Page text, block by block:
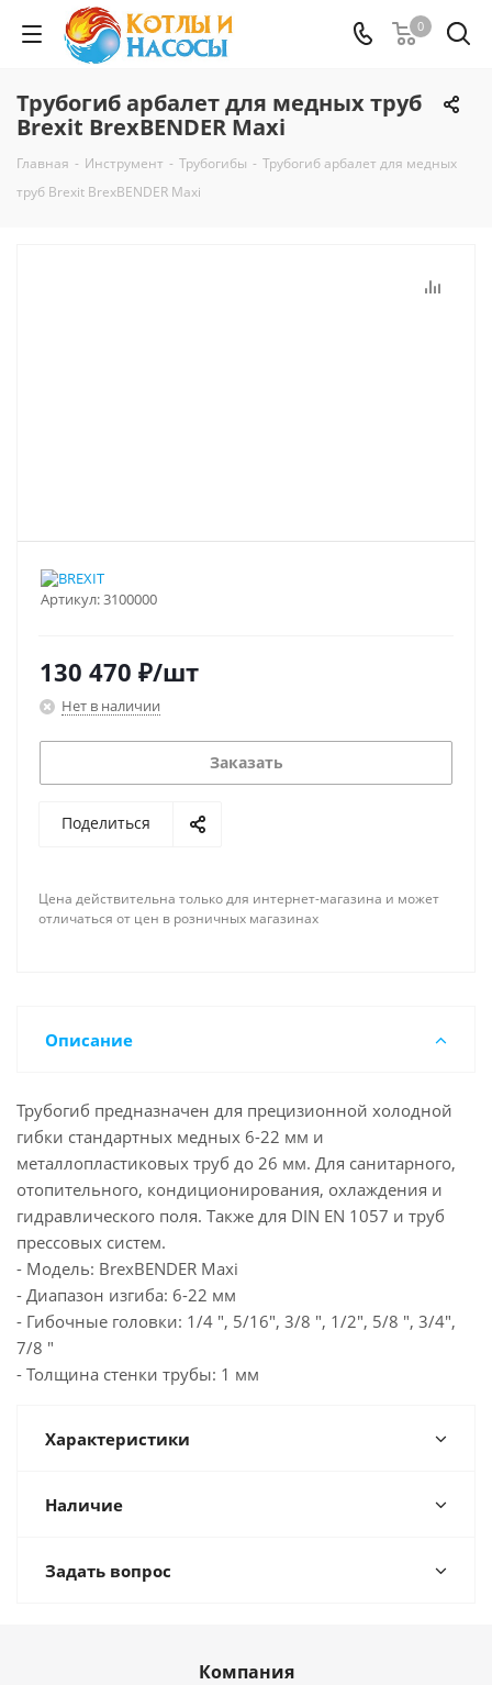
0
Трубогиб арбалет для медных труб
Brexit BrexBENDER Maxi
Главная - Инструмент - Трубогибы - Трубогиб арбалет для медных
труб Brexit BrexBENDER Maxi
Артикул:3100000
130 470 ₽/шт
Нет в наличии
Заказать
Поделиться
Цена действительна только для интернет-магазина и может
отличаться от цен в розничных магазинах
Описание
Трубогиб предназначен для прецизионной холодной
гибки стандартных медных 6-22 мм и
металлопластиковых труб до 26 мм. Для санитарного,
отопительного, кондиционирования, охлаждения и
гидравлического поля. Также для DIN EN 1057 и труб
прессовых систем.
- Модель: BrexBENDER Maxi
- Диапазон изгиба: 6-22 мм
- Гибочные головки: 1/4 ", 5/16", 3/8 ", 1/2", 5/8 ", 3/4",
7/8 "
- Толщина стенки трубы: 1 мм
Характеристики
Наличие
Задать вопрос
Компания